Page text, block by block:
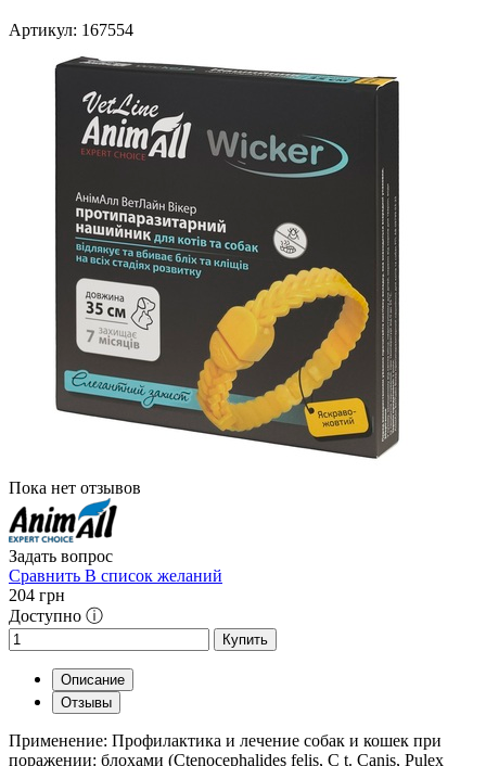
Артикул: 167554
Пока нет отзывов
Задать вопрос
Сравнить В список желаний
204 грн
Доступно ⓘ
Купить
Описание
Отзывы
Применение: Профилактика и лечение собак и кошек при
поражении: блохами (Ctenocephalides felis, С t. Canis, Pulex